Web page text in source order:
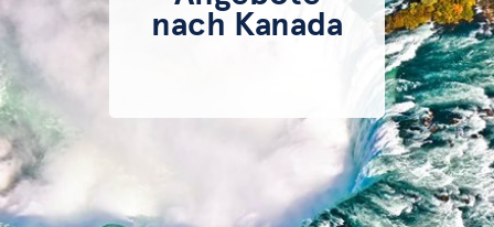
nach Kanada